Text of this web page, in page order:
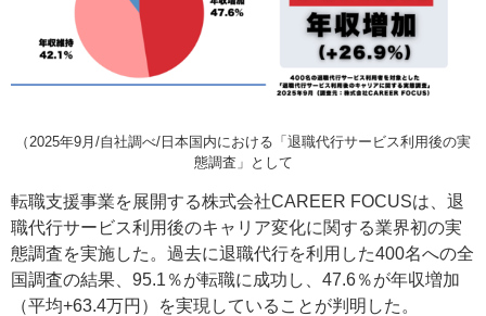
（2025年9月/自社調べ/日本国内における「退職代行サービス利用後の実
態調査」として
転職支援事業を展開する株式会社CAREER FOCUSは、退
職代行サービス利用後のキャリア変化に関する業界初の実
態調査を実施した。過去に退職代行を利用した400名への全
国調査の結果、95.1％が転職に成功し、47.6％が年収増加
（平均+63.4万円）を実現していることが判明した。